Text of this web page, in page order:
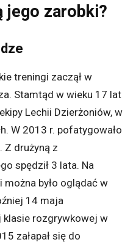
jego zarobki?
treningi zaczął w
Stamtąd w wieku 17 lat
Lechii Dzierżoniów, w
W 2013 r. pofatygowało
Z drużyną z
spędził 3 lata. Na
było oglądać w
14 maja
klasie rozgrywkowej w
załapał się do